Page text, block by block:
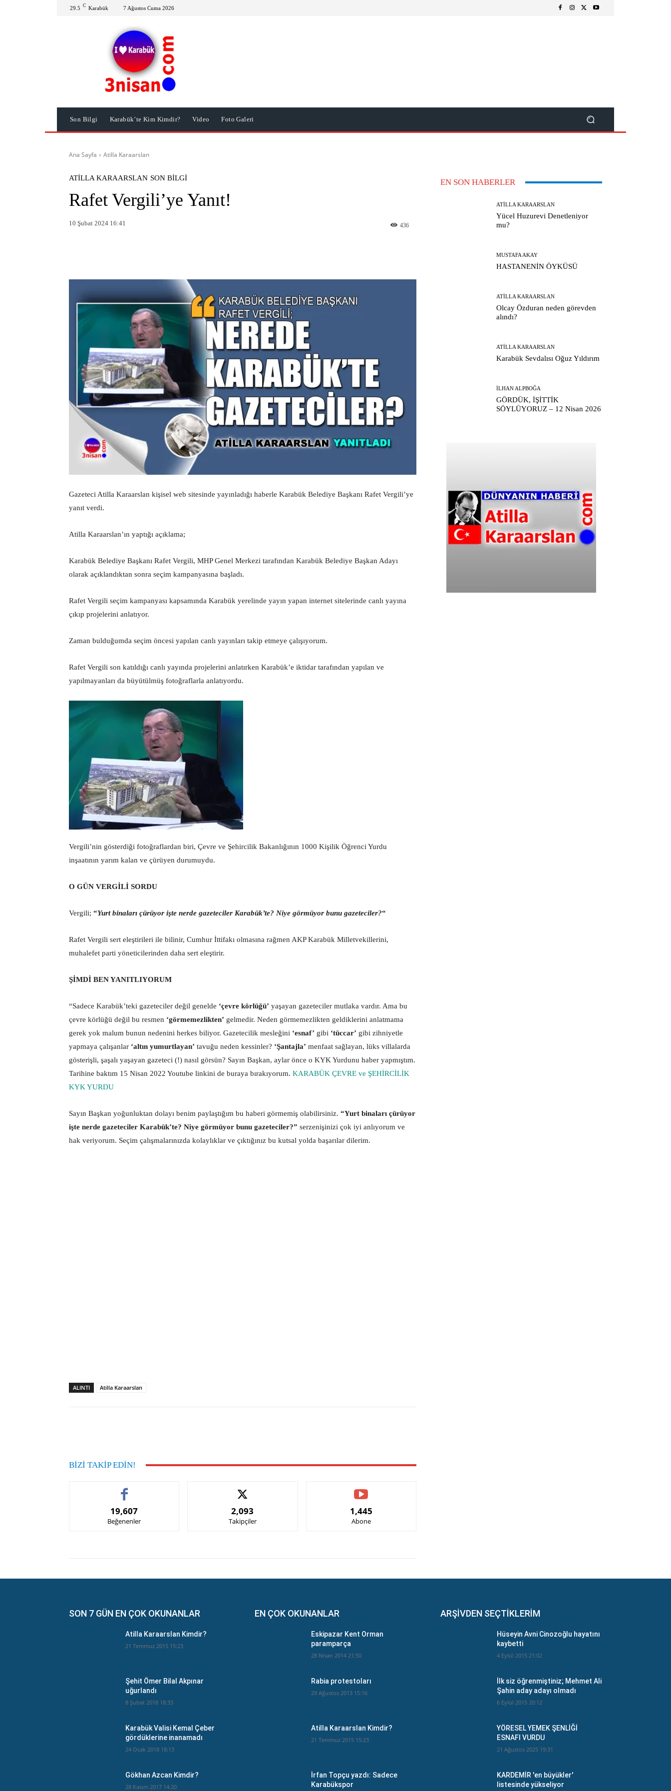
29.5 C Karabük 7 Ağustos Cuma 2026
Son Bilgi Karabük’te Kim Kimdir? Video Foto Galeri
Ana Sayfa Atilla Karaarslan
ATILLA KARAARSLAN SON BILGI
Rafet Vergili’ye Yanıt!
10 Şubat 2024 16:41 436
Gazeteci Atilla Karaarslan kişisel web sitesinde yayınladığı haberle Karabük Belediye Başkanı Rafet Vergili’ye
yanıt verdi.
Atilla Karaarslan’ın yaptığı açıklama;
Karabük Belediye Başkanı Rafet Vergili, MHP Genel Merkezi tarafından Karabük Belediye Başkan Adayı
olarak açıklandıktan sonra seçim kampanyasına başladı.
Rafet Vergili seçim kampanyası kapsamında Karabük yerelinde yayın yapan internet sitelerinde canlı yayına
çıkıp projelerini anlatıyor.
Zaman bulduğumda seçim öncesi yapılan canlı yayınları takip etmeye çalışıyorum.
Rafet Vergili son katıldığı canlı yayında projelerini anlatırken Karabük’e iktidar tarafından yapılan ve
yapılmayanları da büyütülmüş fotoğraflarla anlatıyordu.
Vergili’nin gösterdiği fotoğraflardan biri, Çevre ve Şehircilik Bakanlığının 1000 Kişilik Öğrenci Yurdu
inşaatının yarım kalan ve çürüyen durumuydu.
O GÜN VERGİLİ SORDU
Vergili; “Yurt binaları çürüyor işte nerde gazeteciler Karabük’te? Niye görmüyor bunu gazeteciler?“
Rafet Vergili sert eleştirileri ile bilinir, Cumhur İttifakı olmasına rağmen AKP Karabük Milletvekillerini,
muhalefet parti yöneticilerinden daha sert eleştirir.
ŞİMDİ BEN YANITLIYORUM
“Sadece Karabük’teki gazeteciler değil genelde ‘çevre körlüğü’ yaşayan gazeteciler mutlaka vardır. Ama bu
çevre körlüğü değil bu resmen ‘görmemezlikten’ gelmedir. Neden görmemezlikten geldiklerini anlatmama
gerek yok malum bunun nedenini herkes biliyor. Gazetecilik mesleğini ‘esnaf’ gibi ‘tüccar’ gibi zihniyetle
yapmaya çalışanlar ‘altın yumurtlayan’ tavuğu neden kessinler? ‘Şantajla’ menfaat sağlayan, lüks villalarda
gösterişli, şaşalı yaşayan gazeteci (!) nasıl görsün? Sayın Başkan, aylar önce o KYK Yurdunu haber yapmıştım.
Tarihine baktım 15 Nisan 2022 Youtube linkini de buraya bırakıyorum. KARABÜK ÇEVRE ve ŞEHİRCİLİK
KYK YURDU
Sayın Başkan yoğunluktan dolayı benim paylaştığım bu haberi görmemiş olabilirsiniz. “Yurt binaları çürüyor
işte nerde gazeteciler Karabük’te? Niye görmüyor bunu gazeteciler?” serzenişinizi çok iyi anlıyorum ve
hak veriyorum. Seçim çalışmalarınızda kolaylıklar ve çıktığınız bu kutsal yolda başarılar dilerim.
ALINTI Atilla Karaarslan
BIZI TAKIP EDIN!
19,607
Beğenenler
2,093
Takipçiler
1,445
Abone
EN SON HABERLER
ATILLA KARAARSLAN
Yücel Huzurevi Denetleniyor
mu?
MUSTAFA AKAY
HASTANENİN ÖYKÜSÜ
ATILLA KARAARSLAN
Olcay Özduran neden görevden
alındı?
ATILLA KARAARSLAN
Karabük Sevdalısı Oğuz Yıldırım
İLHAN ALPBOĞA
GÖRDÜK, İŞİTTİK
SÖYLÜYORUZ – 12 Nisan 2026
SON 7 GÜN EN ÇOK OKUNANLAR
Atilla Karaarslan Kimdir?
21 Temmuz 2015 15:23
Şehit Ömer Bilal Akpınar
uğurlandı
8 Şubat 2018 18:33
Karabük Valisi Kemal Çeber
gördüklerine inanamadı
24 Ocak 2018 18:13
Gökhan Azcan Kimdir?
28 Kasım 2017 14:20
EN ÇOK OKUNANLAR
Eskipazar Kent Orman
paramparça
28 Nisan 2014 21:50
Rabia protestoları
29 Ağustos 2013 15:16
Atilla Karaarslan Kimdir?
21 Temmuz 2015 15:23
İrfan Topçu yazdı: Sadece
Karabükspor
ARŞİVDEN SEÇTİKLERİM
Hüseyin Avni Cinozoğlu hayatını
kaybetti
4 Eylül 2015 21:02
İlk siz öğrenmiştiniz; Mehmet Ali
Şahin aday adayı olmadı
6 Eylül 2015 20:12
YÖRESEL YEMEK ŞENLİĞİ
ESNAFI VURDU
21 Ağustos 2025 19:31
KARDEMİR 'en büyükler'
listesinde yükseliyor